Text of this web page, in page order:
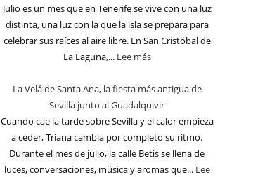
Julio es un mes que en Tenerife se vive con una luz
distinta, una luz con la que la isla se prepara para
celebrar sus raíces al aire libre. En San Cristóbal de
La Laguna,... Lee más
La Velá de Santa Ana, la fiesta más antigua de
Sevilla junto al Guadalquivir
Cuando cae la tarde sobre Sevilla y el calor empieza
a ceder, Triana cambia por completo su ritmo.
Durante el mes de julio, la calle Betis se llena de
luces, conversaciones, música y aromas que... Lee